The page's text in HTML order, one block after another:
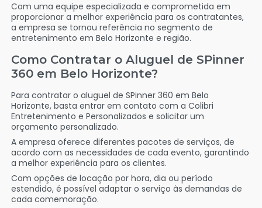
Com uma equipe especializada e comprometida em
proporcionar a melhor experiência para os contratantes,
a empresa se tornou referência no segmento de
entretenimento em Belo Horizonte e região.
Como Contratar o Aluguel de SPinner
360 em Belo Horizonte?
Para contratar o aluguel de SPinner 360 em Belo
Horizonte, basta entrar em contato com a Colibri
Entretenimento e Personalizados e solicitar um
orçamento personalizado.
A empresa oferece diferentes pacotes de serviços, de
acordo com as necessidades de cada evento, garantindo
a melhor experiência para os clientes.
Com opções de locação por hora, dia ou período
estendido, é possível adaptar o serviço às demandas de
cada comemoração.